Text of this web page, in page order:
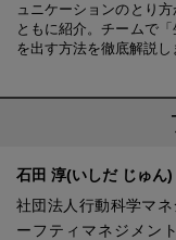
ュニケーションのとり
ともに紹介。チームで
を出す方法を徹底解説し
石田 淳(いしだ じゅん)
社団法人行動科学マ
ーフティマネジメン